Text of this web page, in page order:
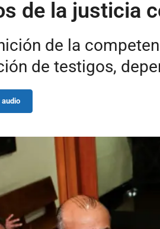
de la justicia
de la
de testigos,
audio